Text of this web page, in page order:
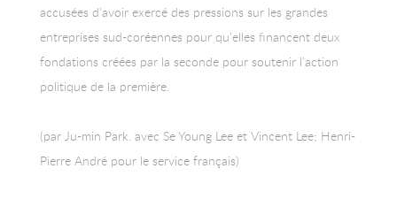
accusées d’avoir exercé des pressions sur les grandes
entreprises sud-coréennes pour qu’elles financent deux
fondations créées par la seconde pour soutenir l’action
politique de la première.
(par Ju-min Park. avec Se Young Lee et Vincent Lee; Henri-
Pierre André pour le service français)